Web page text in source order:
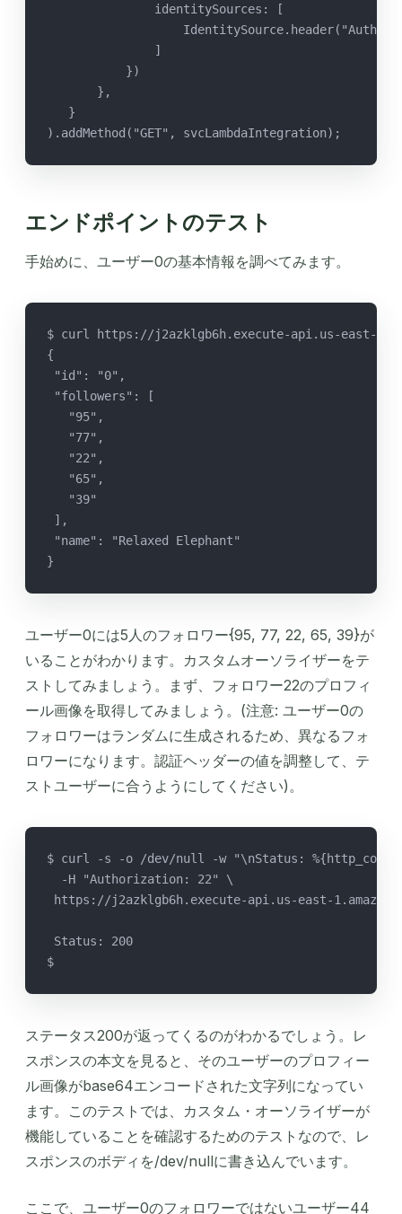
               identitySources: [
               ]
           })
       },
   }
).addMethod("GET", svcLambdaIntegration);
エンドポイントのテスト
手始めに、ユーザー0の基本情報を調べてみます。
$ curl https://j2azklgb6h.execute-api.us-east-
{
"id": "0",
"followers": [
   "95",
   "77",
   "22",
   "65",
   "39"
],
"name": "Relaxed Elephant"
}
ユーザー0には5人のフォロワー{95, 77, 22, 65, 39}が
いることがわかります。カスタムオーソライザーをテ
ストしてみましょう。まず、フォロワー22のプロフィ
ール画像を取得してみましょう。(注意: ユーザー0の
フォロワーはランダムに生成されるため、異なるフォ
ロワーになります。認証ヘッダーの値を調整して、テ
ストユーザーに合うようにしてください)。
$ curl -s -o /dev/null -w "\nStatus:
  -H "Authorization: 22" \
https://j2azklgb6h.execute-api.us-east-
Status: 200
$
ステータス200が返ってくるのがわかるでしょう。レ
スポンスの本文を見ると、そのユーザーのプロフィー
ル画像がbase64エンコードされた文字列になってい
ます。このテストでは、カスタム・オーソライザーが
機能していることを確認するためのテストなので、レ
スポンスのボディを/dev/nullに書き込んでいます。
ここで、ユーザー0のフォロワーではないユーザー44